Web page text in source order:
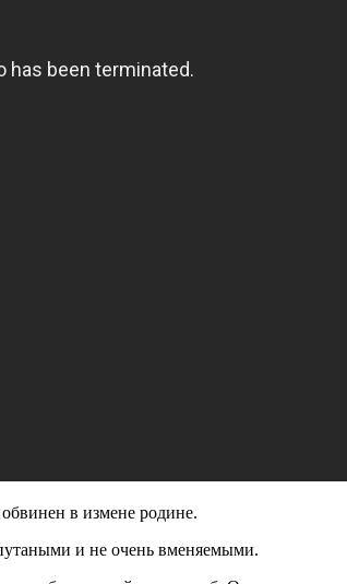
в измене родине.
и не очень вменяемыми.